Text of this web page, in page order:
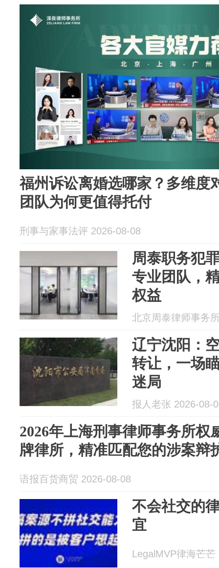
福州诉讼离婚选哪家？多维度
团队为何更值得托付
刑事与家事法评 2026-08-08
周泰职务犯
专业团队，
权益
北京周泰律师事务
辽宁沈阳：
转让，一场
迷局
报人老张 2026-08-
2026年上海刑事律师事务所权
牌律所，精准匹配您的涉案辩
语报百货商贸 2026-08-08
不会社交的
宜
LegalMVP律海芒